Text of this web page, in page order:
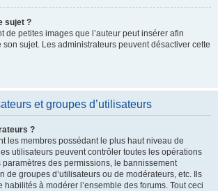
sujet ?
de petites images que l’auteur peut insérer afin
son sujet. Les administrateurs peuvent désactiver cette
et groupes d’utilisateurs
?
les membres possédant le plus haut niveau de
utilisateurs peuvent contrôler toutes les opérations
des permissions, le bannissement
de groupes d’utilisateurs ou de modérateurs, etc. Ils
à modérer l’ensemble des forums. Tout ceci